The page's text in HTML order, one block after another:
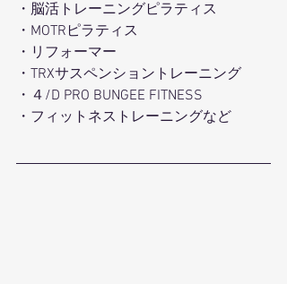
・脳活トレーニングピラティス
・MOTRピラティス
・リフォーマー
・TRXサスペンショントレーニング
・４/D PRO BUNGEE FITNESS
・フィットネストレーニングなど